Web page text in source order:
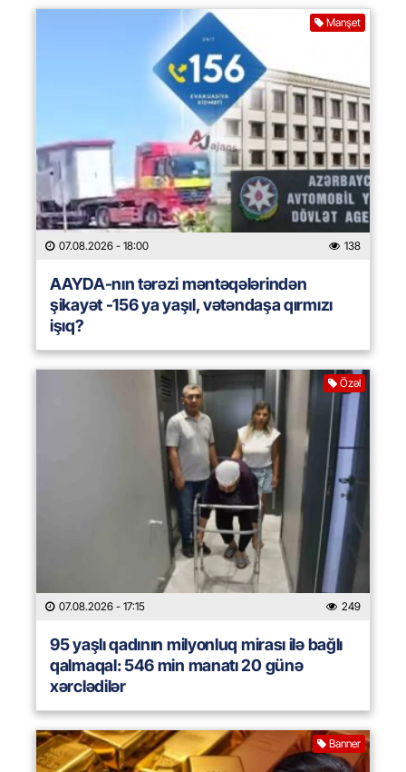
Manşet
07.08.2026 - 18:00 138
AAYDA-nın tərəzi məntəqələrindən
şikayət -156 ya yaşıl, vətəndaşa qırmızı
işıq?
Özəl
07.08.2026 - 17:15 249
95 yaşlı qadının milyonluq mirası ilə bağlı
qalmaqal: 546 min manatı 20 günə
xərclədilər
Banner